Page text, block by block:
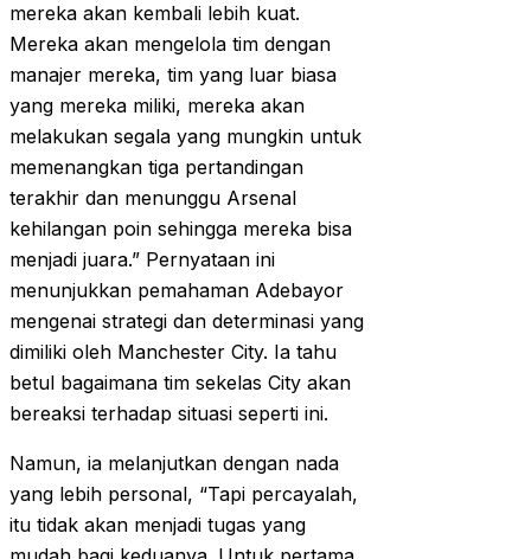
mereka akan kembali lebih kuat.
Mereka akan mengelola tim dengan
manajer mereka, tim yang luar biasa
yang mereka miliki, mereka akan
melakukan segala yang mungkin untuk
memenangkan tiga pertandingan
terakhir dan menunggu Arsenal
kehilangan poin sehingga mereka bisa
menjadi juara.” Pernyataan ini
menunjukkan pemahaman Adebayor
mengenai strategi dan determinasi yang
dimiliki oleh Manchester City. Ia tahu
betul bagaimana tim sekelas City akan
bereaksi terhadap situasi seperti ini.
Namun, ia melanjutkan dengan nada
yang lebih personal, “Tapi percayalah,
itu tidak akan menjadi tugas yang